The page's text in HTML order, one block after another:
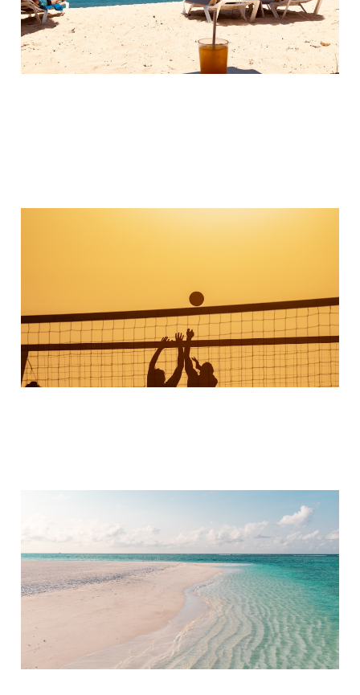
Cluburlaub: Robinson
Reiseportal: Nix wie weg
1 min read